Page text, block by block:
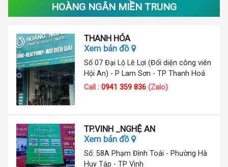
HOÀNG NGÂN MIỀN TRUNG
THANH HÓA
Xem bản đồ
Số 07 Đại Lộ Lê Lợi (Đối diện công viên
Hội An) - P Lam Sơn - TP Thanh Hoá
Call :0941 359 836 (Zalo)
TP.VINH _NGHỆ AN
Xem bản đồ
Số: 58A Phạm Đình Toái - Phường Hà
Huy Tập - TP Vinh